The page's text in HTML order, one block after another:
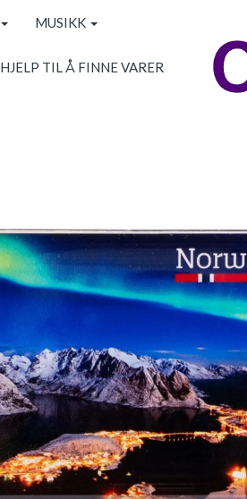
MUSIKK
HJELP TIL Å FINNE VARER